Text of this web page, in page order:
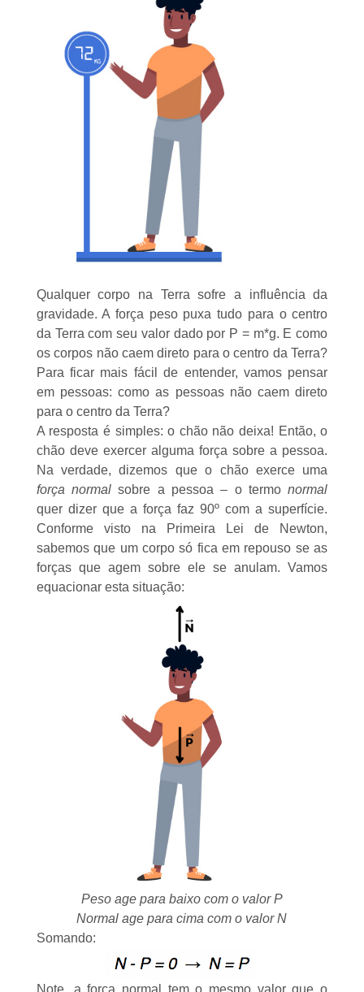
Qualquer corpo na Terra sofre a influência da
gravidade. A força peso puxa tudo para o centro
da Terra com seu valor dado por P = m*g. E como
os corpos não caem direto para o centro da Terra?
Para ficar mais fácil de entender, vamos pensar
em pessoas: como as pessoas não caem direto
para o centro da Terra?
A resposta é simples: o chão não deixa! Então, o
chão deve exercer alguma força sobre a pessoa.
Na verdade, dizemos que o chão exerce uma
força normalsobre a pessoa – o termonormal
quer dizer que a força faz 90º com a superfície.
Conforme visto na
Primeira Lei de Newton,
sabemos que um corpo só fica em repouso se as
forças que agem sobre ele se anulam. Vamos
equacionar esta situação:
Peso age para baixo com o valor P
Normal age para cima com o valorN
Somando: